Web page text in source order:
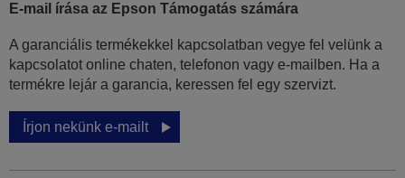
E-mail írása az Epson Támogatás számára
A garanciális termékekkel kapcsolatban vegye fel velünk a
kapcsolatot online chaten, telefonon vagy e-mailben. Ha a
termékre lejár a garancia, keressen fel egy szervizt.
Írjon nekünk e-mailt